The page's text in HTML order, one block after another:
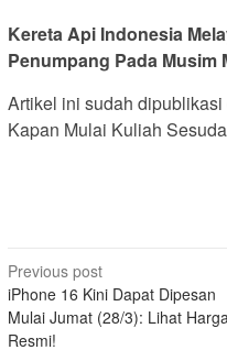
Kereta Api Indonesia
Penumpang Pada Musim
Artikel ini sudah
Kapan Mulai Kuliah
Post
navigation
Previous post
iPhone 16 Kini Dapat Dipesan
Mulai Jumat (28/3): Lihat
Resmi!